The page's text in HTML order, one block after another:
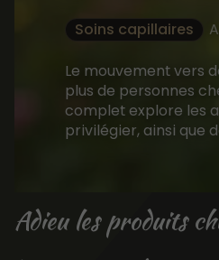
Soins capillaires
Le mouvement vers
plus de personnes
complet explore les
privilégier, ainsi que
Adieu les produits